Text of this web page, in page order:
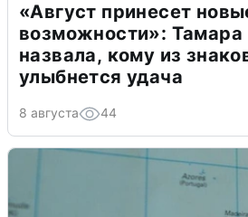
«Август принесет
возможности»: Тамара
назвала, кому из
улыбнется удача
8 августа 44